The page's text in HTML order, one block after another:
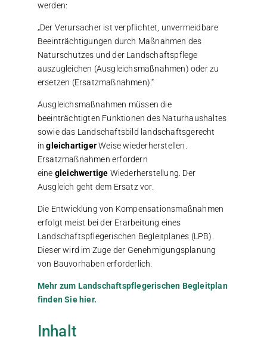
werden:
„Der Verursacher ist verpflichtet, unvermeidbare
Beeinträchtigungen durch Maßnahmen des
Naturschutzes und der Landschaftspflege
auszugleichen (Ausgleichsmaßnahmen) oder zu
ersetzen (Ersatzmaßnahmen).“
Ausgleichsmaßnahmen müssen die
beeinträchtigten Funktionen des Naturhaushaltes
sowie das Landschaftsbild landschaftsgerecht
ingleichartigerWeise wiederherstellen.
Ersatzmaßnahmen erfordern
eine gleichwertige Wiederherstellung. Der
Ausgleich geht dem Ersatz vor.
Die Entwicklung von Kompensationsmaßnahmen
erfolgt meist bei der Erarbeitung eines
Landschaftspflegerischen Begleitplanes (LPB).
Dieser wird im Zuge der Genehmigungsplanung
von Bauvorhaben erforderlich.
Mehr zum Landschaftspflegerischen Begleitplan
finden Sie hier.
Inhalt